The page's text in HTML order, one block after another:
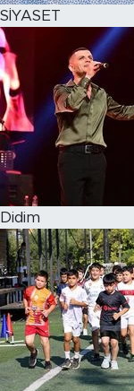
SİYASET
Didim